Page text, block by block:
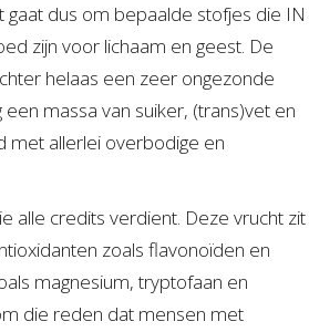
gaat dus om bepaalde stofjes die IN
zijn voor lichaam en geest. De
helaas een zeer ongezonde
massa van suiker, (trans)vet en
met allerlei overbodige en
alle credits verdient. Deze vrucht zit
zoals flavonoïden en
magnesium, tryptofaan en
die reden dat mensen met